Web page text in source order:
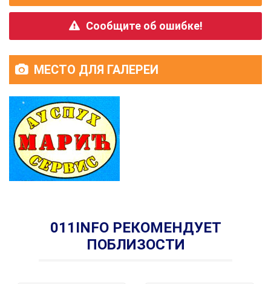
Сообщите об ошибке!
МЕСТО ДЛЯ ГАЛЕРЕИ
011INFO РЕКОМЕНДУЕТ
ПОБЛИЗОСТИ